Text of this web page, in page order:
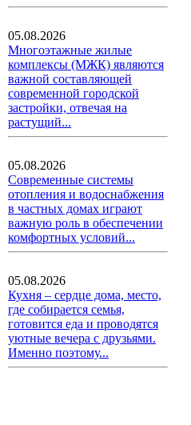
05.08.2026
Многоэтажные жилые
комплексы (МЖК) являются
важной составляющей
современной городской
застройки, отвечая на
растущий...
05.08.2026
Современные системы
отопления и водоснабжения
в частных домах играют
важную роль в обеспечении
комфортных условий...
05.08.2026
Кухня – сердце дома, место,
где собирается семья,
готовится еда и проводятся
уютные вечера с друзьями.
Именно поэтому...